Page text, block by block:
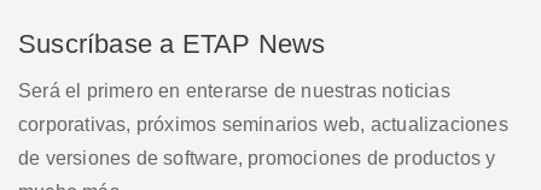
Suscríbase a ETAP News
Será el primero en enterarse de nuestras noticias
corporativas, próximos seminarios web, actualizaciones
de versiones de software, promociones de productos y